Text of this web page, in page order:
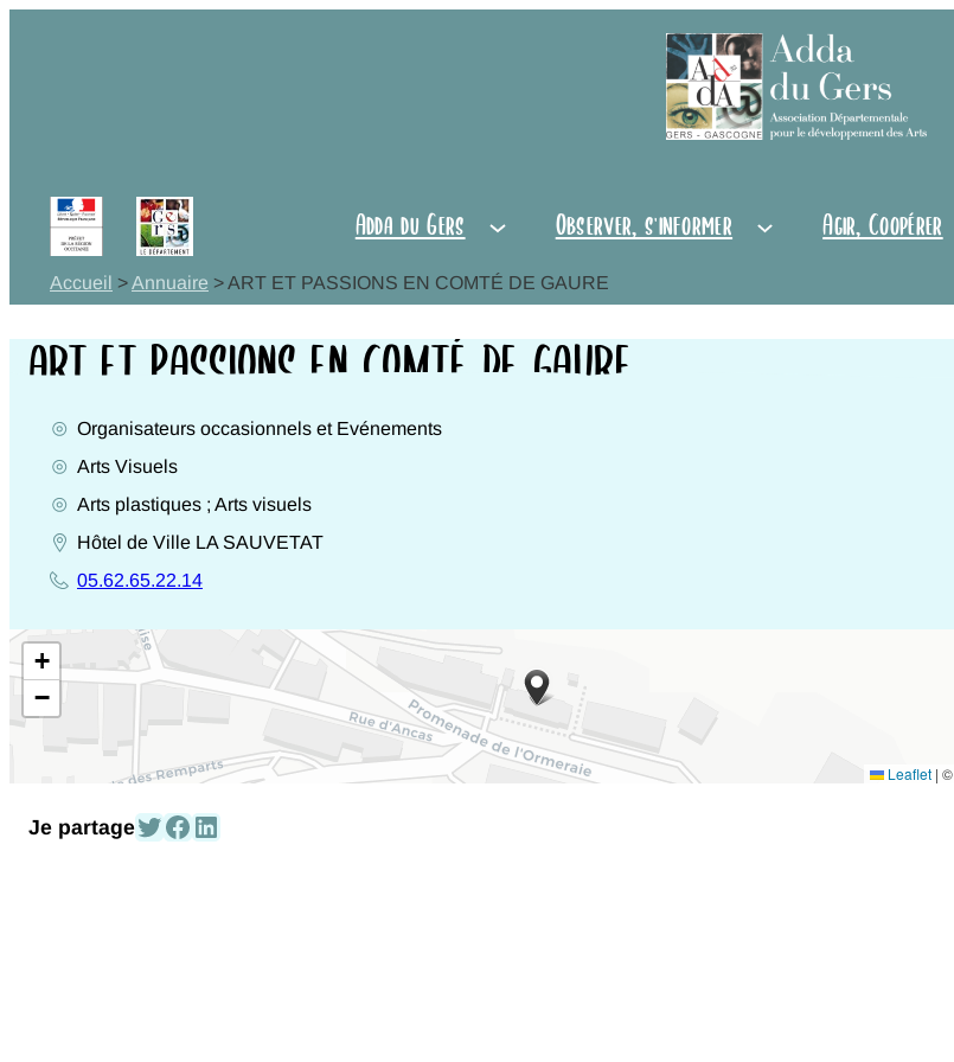
Observer,
s'informer
Coopérer
Vie
gersoise
Adda du Gers Observer, s'informer Agir, Coopérer
Accueil >Annuaire >ART ET PASSIONS EN COMTÉ DE GAURE
ART ET PASSIONS EN COMTÉ DE GAURE
Activités
Organisateurs occasionnels et Evénements
Genres
Arts Visuels
Disciplines
Arts plastiques ; Arts visuels
Adresse
entière
Hôtel de Ville LA SAUVETAT
Téléphone
05.62.65.22.14
+
−
Leaflet | ©
Je partagePartagez-le sur Twitter
Partagez-le sur Facebook
Partagez-le sur Linked In